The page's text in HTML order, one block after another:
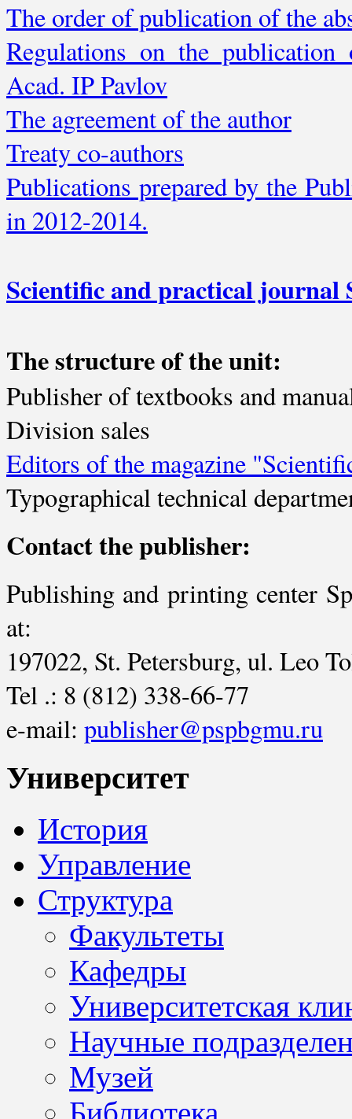
The order of publication of the
Regulations on the
Acad. IP Pavlov
The agreement of the author
Treaty co-authors
Publications prepared by the
in 2012-2014.
Scientific and practical journal
The structure of the unit:
Publisher of textbooks and
Division sales
Editors of the magazine
Typographical technical
Contact the publisher:
Publishing and printing center
at:
197022, St. Petersburg, ul. Leo
Tel .: 8 (812) 338-66-77
e-mail: publisher@pspbgmu.ru
Университет
История
Управление
Структура
Факультеты
Кафедры
Университетская
Научные
Музей